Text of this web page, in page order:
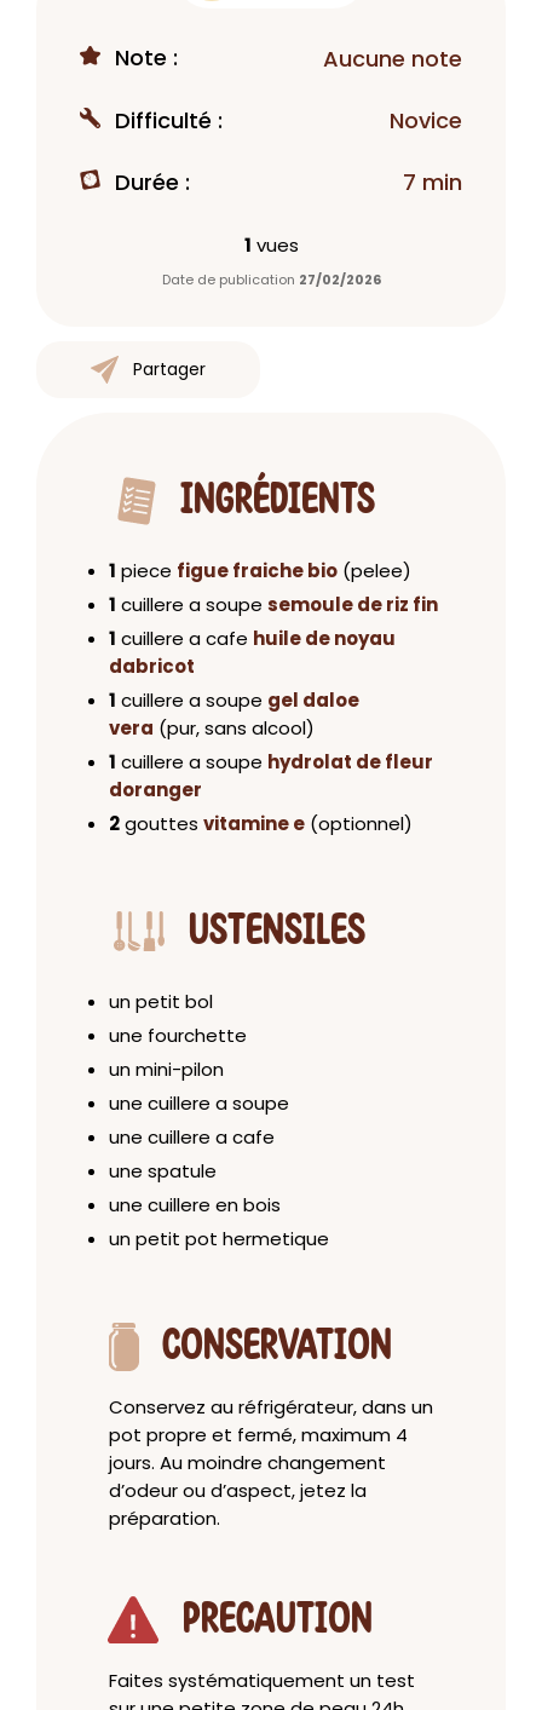
Note : Aucune note
Difficulté : Novice
Durée : 7 min
1 vues
Date de publication 27/02/2026
Partager
INGRÉDIENTS
1 piece figue fraiche bio (pelee)
1 cuillere a soupe semoule de riz fin
1 cuillere a cafe huile de noyau
dabricot
1 cuillere a soupe gel daloe
vera (pur, sans alcool)
1 cuillere a soupe hydrolat de fleur
doranger
2gouttes vitamine e (optionnel)
USTENSILES
un petit bol
une fourchette
un mini-pilon
une cuillere a soupe
une cuillere a cafe
une spatule
une cuillere en bois
un petit pot hermetique
CONSERVATION
Conservez au réfrigérateur, dans un
pot propre et fermé, maximum 4
jours. Au moindre changement
d’odeur ou d’aspect, jetez la
préparation.
PRECAUTION
Faites systématiquement un test